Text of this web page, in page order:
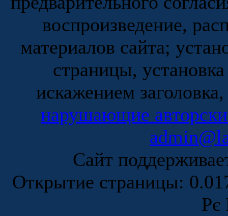
воспроизведение,
материалов сайта;
страницы,
искажением
нарушающие
Сайт
Открытие страницы:
Рє